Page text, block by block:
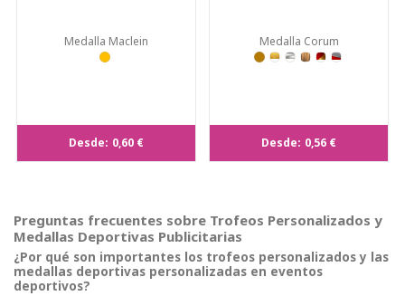
Medalla Maclein
Desde: 0,60 €
Medalla Corum
Desde: 0,56 €
Preguntas frecuentes sobre Trofeos Personalizados y
Medallas Deportivas Publicitarias
¿Por qué son importantes los trofeos personalizados y las
medallas deportivas personalizadas en eventos
deportivos?